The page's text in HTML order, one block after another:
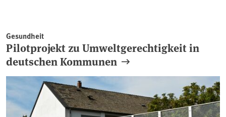
Gesundheit
Pilotprojekt zu Umweltgerechtigkeit in
deutschen Kommunen